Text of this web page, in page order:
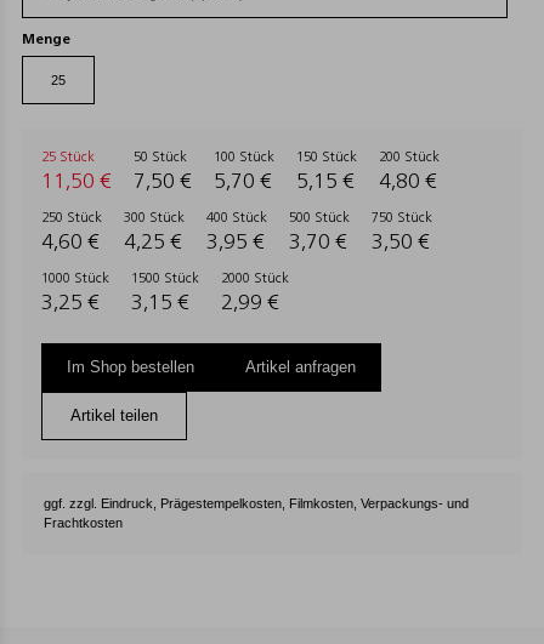
Menge
25 Stück
11,50 €
50 Stück
7,50 €
100 Stück
5,70 €
150 Stück
5,15 €
200 Stück
4,80 €
250 Stück
4,60 €
300 Stück
4,25 €
400 Stück
3,95 €
500 Stück
3,70 €
750 Stück
3,50 €
1000 Stück
3,25 €
1500 Stück
3,15 €
2000 Stück
2,99 €
Im Shop bestellen Artikel anfragen
Artikel teilen
ggf. zzgl. Eindruck, Prägestempelkosten, Filmkosten, Verpackungs- und
Frachtkosten